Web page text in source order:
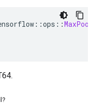
::ops ::